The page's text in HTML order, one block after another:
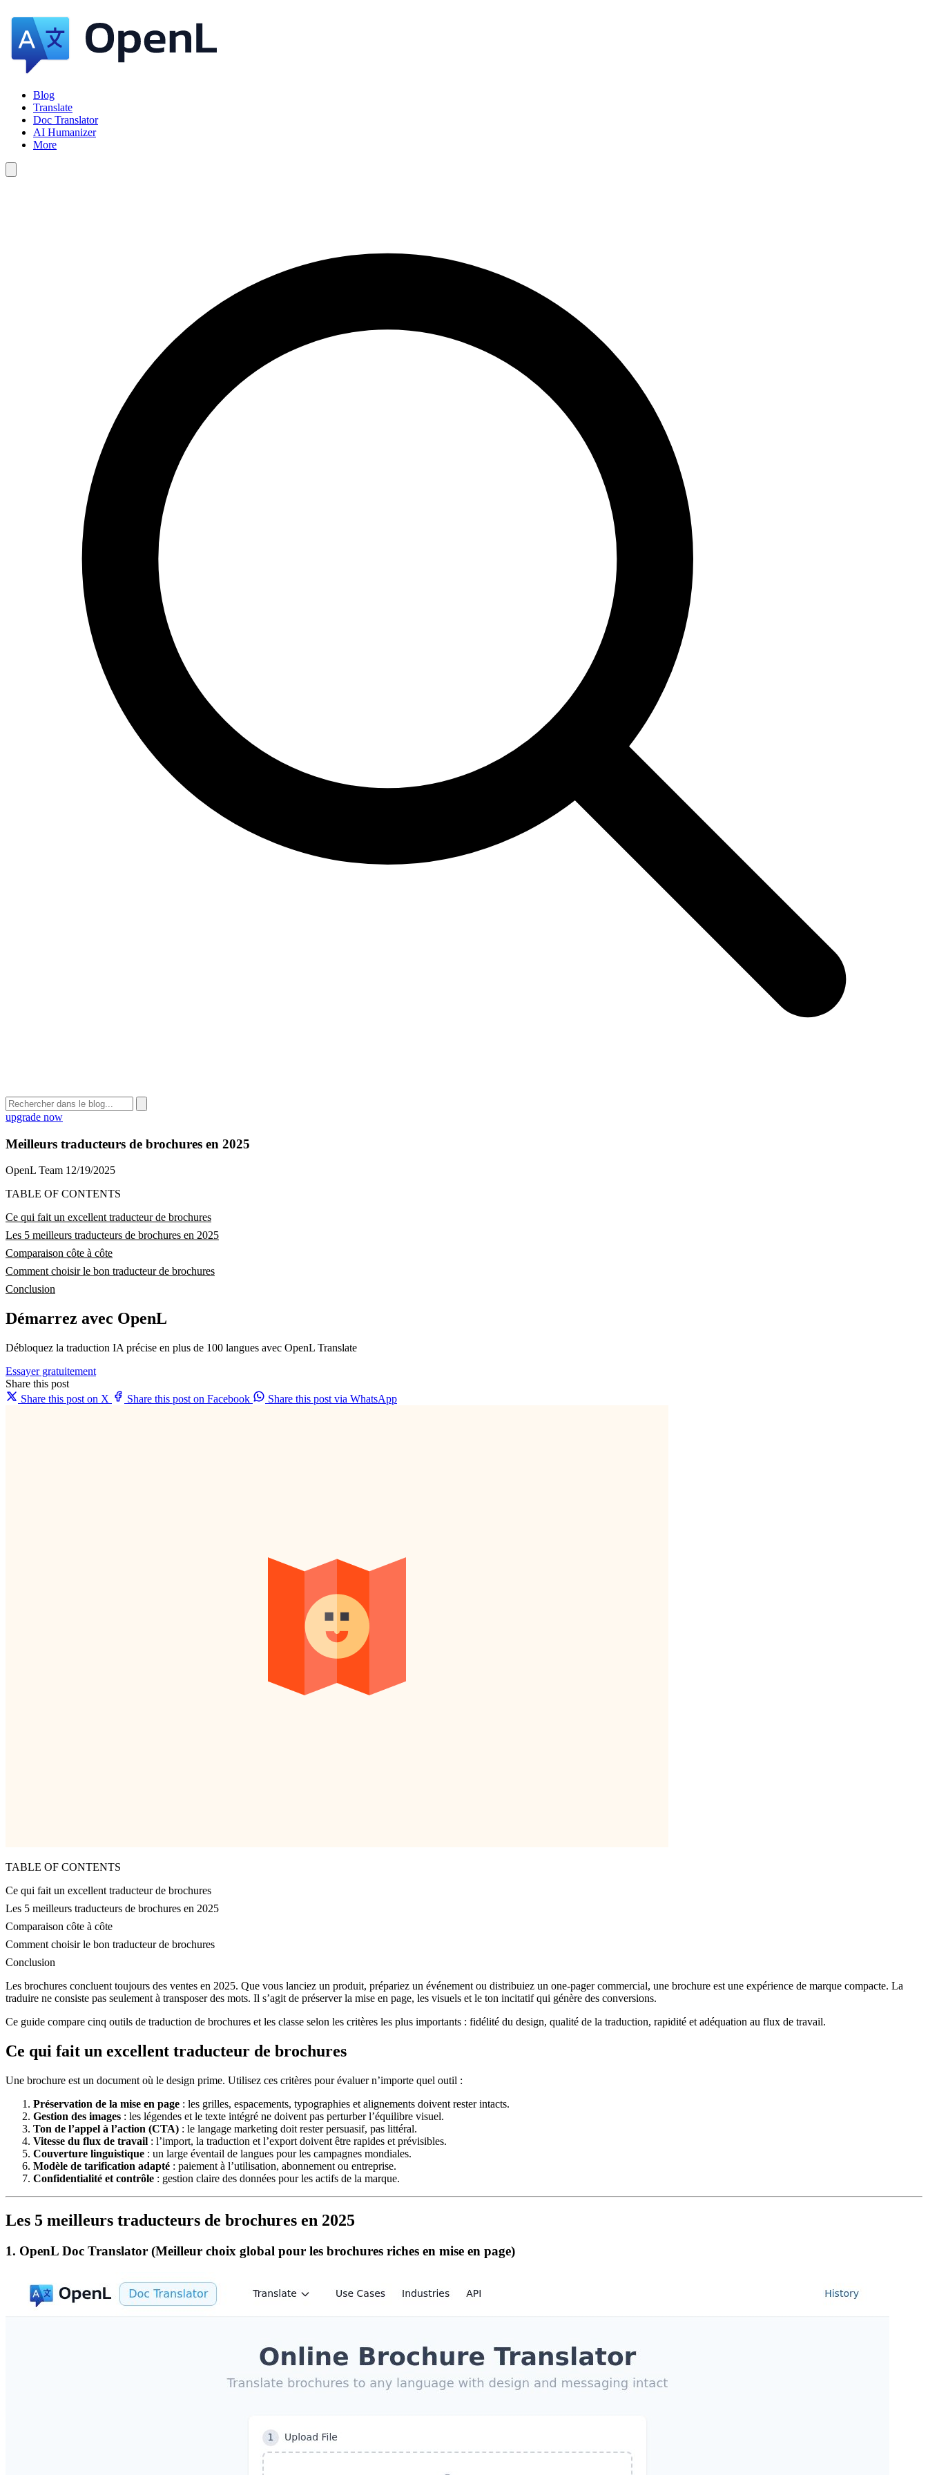
Blog
Translate
Doc Translator
AI Humanizer
More
upgrade now
Meilleurs traducteurs de brochures en 2025
OpenL Team 12/19/2025
TABLE OF CONTENTS
Ce qui fait un excellent traducteur de brochures
Les 5 meilleurs traducteurs de brochures en 2025
Comparaison côte à côte
Comment choisir le bon traducteur de brochures
Conclusion
Démarrez avec OpenL
Débloquez la traduction IA précise en plus de 100 langues avec OpenL Translate
Essayer gratuitement
Share this post
Share this post on X
Share this post on Facebook Share this post via WhatsApp
TABLE OF CONTENTS
Ce qui fait un excellent traducteur de brochures
Les 5 meilleurs traducteurs de brochures en 2025
Comparaison côte à côte
Comment choisir le bon traducteur de brochures
Conclusion
Les brochures concluent toujours des ventes en 2025. Que vous lanciez un produit, prépariez un événement ou distribuiez un one-pager commercial, une brochure est une expérience de marque compacte. La
traduire ne consiste pas seulement à transposer des mots. Il s’agit de préserver la mise en page, les visuels et le ton incitatif qui génère des conversions.
Ce guide compare cinq outils de traduction de brochures et les classe selon les critères les plus importants : fidélité du design, qualité de la traduction, rapidité et adéquation au flux de travail.
Ce qui fait un excellent traducteur de brochures
Une brochure est un document où le design prime. Utilisez ces critères pour évaluer n’importe quel outil :
Préservation de la mise en page : les grilles, espacements, typographies et alignements doivent rester intacts.
Gestion des images : les légendes et le texte intégré ne doivent pas perturber l’équilibre visuel.
Ton de l’appel à l’action (CTA) : le langage marketing doit rester persuasif, pas littéral.
Vitesse du flux de travail : l’import, la traduction et l’export doivent être rapides et prévisibles.
Couverture linguistique : un large éventail de langues pour les campagnes mondiales.
Modèle de tarification adapté : paiement à l’utilisation, abonnement ou entreprise.
Confidentialité et contrôle : gestion claire des données pour les actifs de la marque.
Les 5 meilleurs traducteurs de brochures en 2025
1. OpenL Doc Translator (Meilleur choix global pour les brochures riches en mise en page)